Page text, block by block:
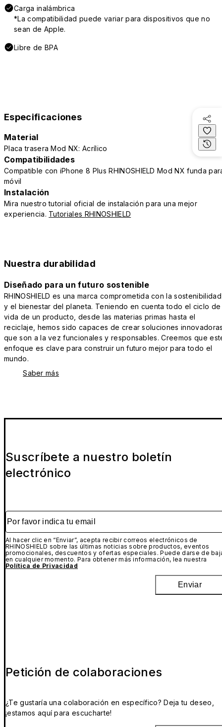
Carga inalámbrica
*La compatibilidad puede variar para dispositivos que no
sean de Apple.
Libre de BPA
Especificaciones
Material
Placa trasera Mod NX: Acrílico
Compatibilidades
Compatible con iPhone 8 Plus RHINOSHIELD Mod NX funda
móvil
Instalación
Mira nuestro tutorial oficial de instalación para una mejor
experiencia. Tutoriales RHINOSHIELD
Nuestra durabilidad
Diseñado para un futuro sostenible
RHINOSHIELD es una marca comprometida con la sostenibilidad
y el bienestar del planeta. Teniendo en cuenta todo el ciclo de
vida de un producto, desde las materias primas hasta el
reciclaje, hemos sido capaces de crear soluciones
que son a la vez funcionales y responsables. Creemos que
enfoque es clave para construir un futuro mejor para todo el
mundo.
Saber más
Suscríbete a nuestro boletín
electrónico
Por favor indica tu email
Al hacer clic en “Enviar”, acepta recibir correos electrónicos de
RHINOSHIELD sobre las últimas noticias sobre productos, eventos
promocionales, descuentos y ofertas especiales. Puede darse de
en cualquier momento. Para obtener más información, lea nuestra
Política de Privacidad
Enviar
Petición de colaboraciones
¿Te gustaría una colaboración en específico? Deja tu deseo,
¡estamos aquí para escucharte!